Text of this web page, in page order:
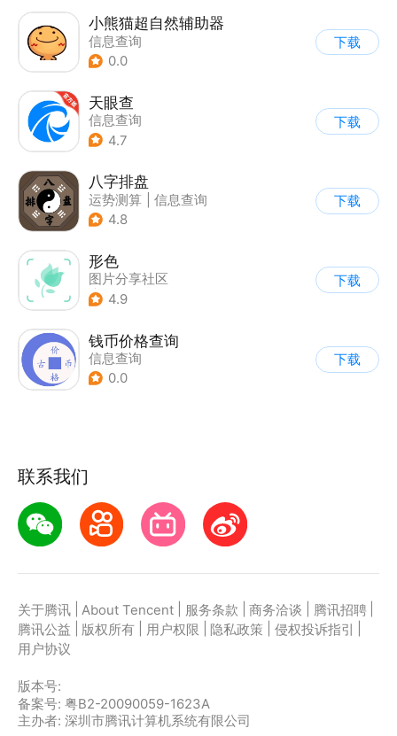
小熊猫超自然辅助器
信息查询
0.0
下载
天眼查
信息查询
4.7
下载
八字排盘
运势测算
信息查询
4.8
下载
形色
图片分享社区
| 信息查询
4.9
下载
钱币价格查询
信息查询
0.0
下载
联系我们
关于腾讯 About Tencent 服务条款 商务洽谈 腾讯招聘
腾讯公益
版权所有 用户权限 隐私政策 侵权投诉指引
用户协议
版本号:
备案号: 粤B2-20090059-1623A
主办者: 深圳市腾讯计算机系统有限公司